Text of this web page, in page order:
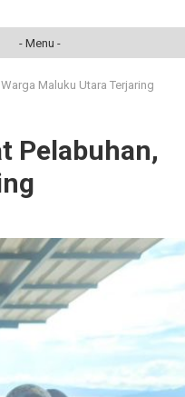
- Menu -
Maluku Utara Terjaring
Pelabuhan,